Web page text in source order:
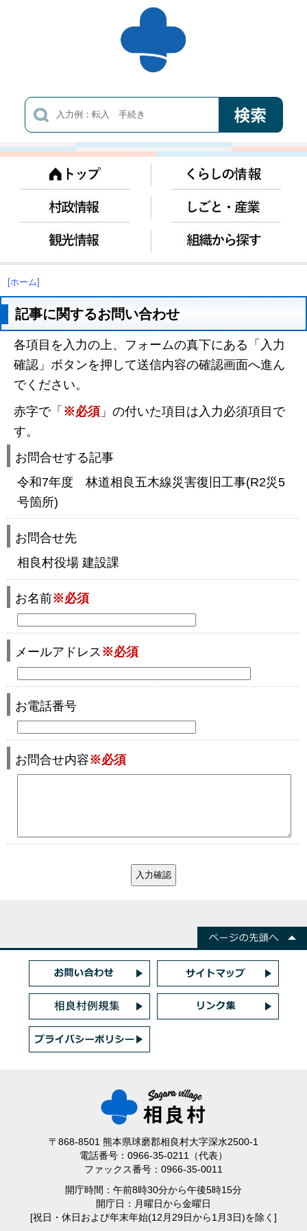
[ホーム]
記事に関するお問い合わせ
各項目を入力の上、フォームの真下にある「入力
確認」ボタンを押して送信内容の確認画面へ進ん
でください。
赤字で「 ※必須 」の付いた項目は入力必須項目で
す。
お問合せする記事
令和7年度 林道相良五木線災害復旧工事(R2災5
号箇所)
お問合せ先
相良村役場 建設課
お名前※必須
メールアドレス※必須
お電話番号
お問合せ内容※必須
〒868-8501 熊本県球磨郡相良村大字深水2500-1
電話番号：0966-35-0211（代表）
ファックス番号：0966-35-0011
開庁時間：午前8時30分から午後5時15分
開庁日：月曜日から金曜日
[祝日・休日および年末年始(12月29日から1月3日)を除く]